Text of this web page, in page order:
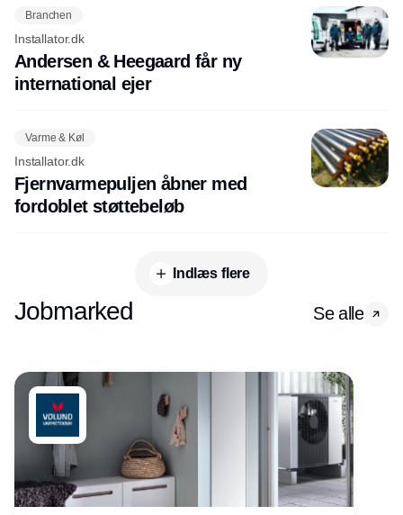
Branchen
Installator.dk
Andersen & Heegaard får ny
international ejer
Varme & Køl
Installator.dk
Fjernvarmepuljen åbner med
fordoblet støttebeløb
Indlæs flere
Jobmarked Se alle